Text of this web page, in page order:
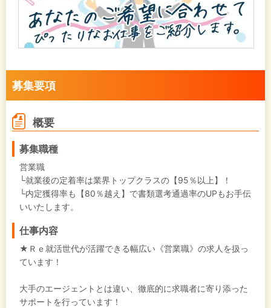
募集要項
概要
募集職種
営業職
└就業後の定着率は業界トップクラスの【95％以上】！
└内定獲得率も【80％越え】で書類選考通過率のUPもお手伝
いいたします。
仕事内容
★Ｒｅ就活世代が活躍できる幅広い《営業職》の求人を扱っ
ています！
大手のエージェントとは違い、徹底的に求職者に寄り添った
サポートを行っています！